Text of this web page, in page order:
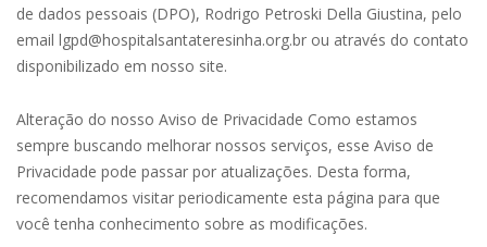
de dados pessoais (DPO), Rodrigo Petroski Della Giustina, pelo
email lgpd@hospitalsantateresinha.org.br ou através do contato
disponibilizado em nosso site.
Alteração do nosso Aviso de Privacidade Como estamos
sempre buscando melhorar nossos serviços, esse Aviso de
Privacidade pode passar por atualizações. Desta forma,
recomendamos visitar periodicamente esta página para que
você tenha conhecimento sobre as modificações.